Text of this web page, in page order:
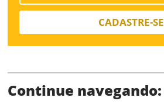
CADASTRE-SE
Continue navegando:
Limite de download